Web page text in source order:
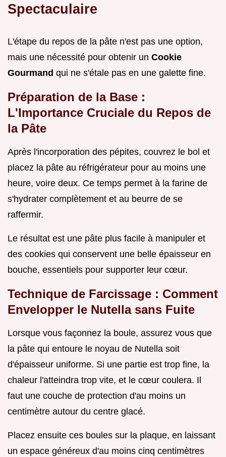
Spectaculaire
L'étape du repos de la pâte n'est pas une option,
mais une nécessité pour obtenir un Cookie
Gourmand qui ne s'étale pas en une galette fine.
Préparation de la Base :
L'Importance Cruciale du Repos de
la Pâte
Après l'incorporation des pépites, couvrez le bol et
placez la pâte au réfrigérateur pour au moins une
heure, voire deux. Ce temps permet à la farine de
s'hydrater complètement et au beurre de se
raffermir.
Le résultat est une pâte plus facile à manipuler et
des cookies qui conservent une belle épaisseur en
bouche, essentiels pour supporter leur cœur.
Technique de Farcissage : Comment
Envelopper le Nutella sans Fuite
Lorsque vous façonnez la boule, assurez vous que
la pâte qui entoure le noyau de Nutella soit
d'épaisseur uniforme. Si une partie est trop fine, la
chaleur l'atteindra trop vite, et le cœur coulera. Il
faut une couche de protection d'au moins un
centimètre autour du centre glacé.
Placez ensuite ces boules sur la plaque, en laissant
un espace généreux d'au moins cinq centimètres